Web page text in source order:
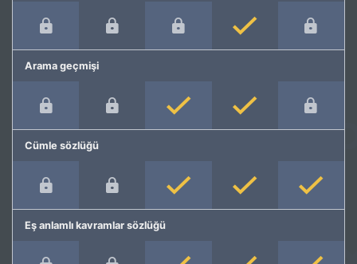
Arama geçmişi
Cümle sözlüğü
Eş anlamlı kavramlar sözlüğü